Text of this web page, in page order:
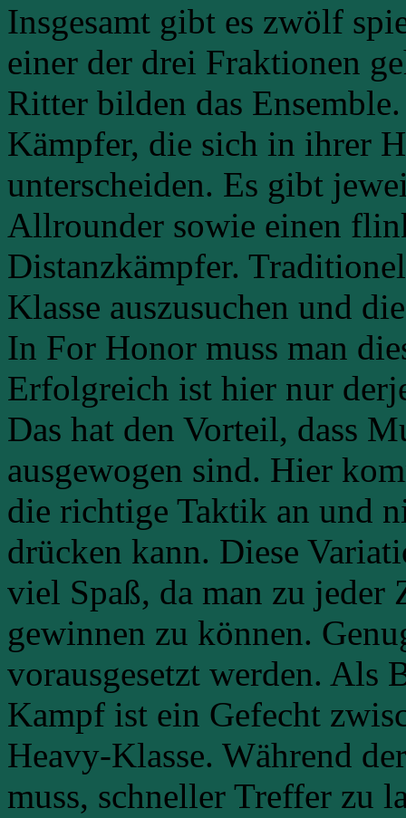
Insgesamt gibt es zwölf
einer der drei Fraktionen
Ritter bilden das
Kämpfer, die sich in ihrer
unterscheiden. Es gibt
Allrounder sowie einen
Distanzkämpfer.
Klasse auszusuchen und
In For Honor muss man
Erfolgreich ist hier nur
Das hat den Vorteil, dass
ausgewogen sind. Hier
die richtige Taktik an und
drücken kann. Diese
viel Spaß, da man zu
gewinnen zu können.
vorausgesetzt werden. Als
Kampf ist ein Gefecht
Heavy-Klasse. Während
muss, schneller Treffer zu